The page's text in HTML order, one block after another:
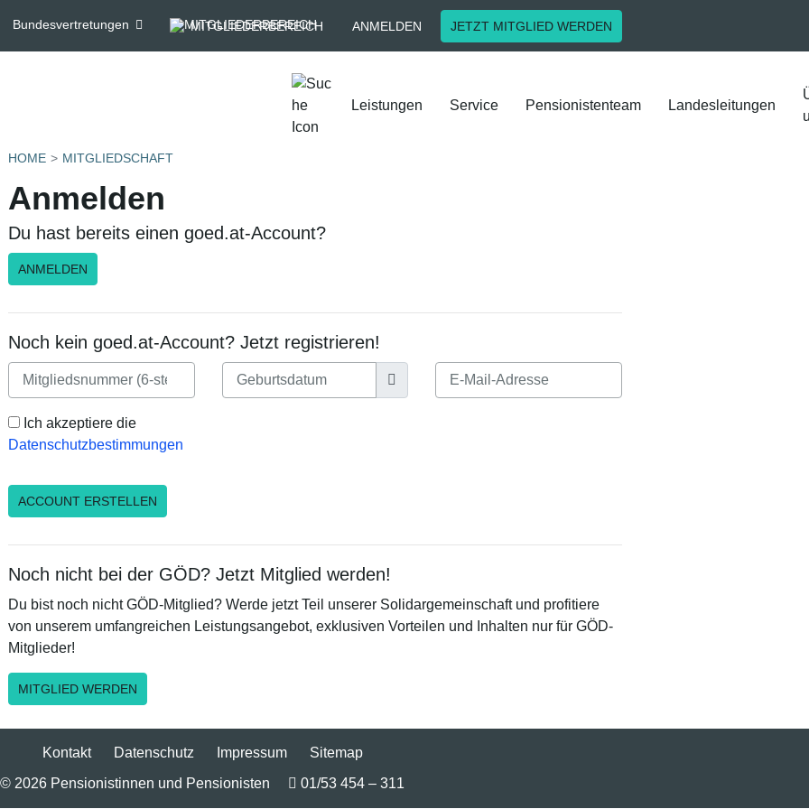
Bundesvertretungen MITGLIEDERBEREICH ANMELDEN JETZT MITGLIED WERDEN
Leistungen Service Pensionistenteam Landesleitungen
HOME MITGLIEDSCHAFT
Anmelden
Du hast bereits einen goed.at-Account?
ANMELDEN
Noch kein goed.at-Account? Jetzt registrieren!
Ich akzeptiere die
Datenschutzbestimmungen
Noch nicht bei der GÖD? Jetzt Mitglied werden!
Du bist noch nicht GÖD-Mitglied? Werde jetzt Teil unserer Solidargemeinschaft und profitiere
von unserem umfangreichen Leistungsangebot, exklusiven Vorteilen und Inhalten nur für GÖD-
Mitglieder!
MITGLIED WERDEN
Kontakt Datenschutz Impressum
Sitemap
© 2026 Pensionistinnen und Pensionisten
01/53 454 – 311